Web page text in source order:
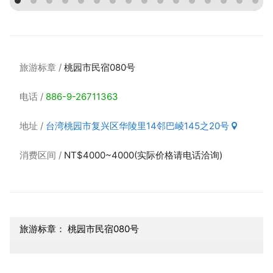
旅游标章 桃园市民宿080号
电话 886-9-26711363
地址 台湾桃园市复兴区华陵里14邻巴崚145之20号
消费区间 NT$4000~4000(实际价格请电话洽询)
旅游标章： 桃园市民宿080号